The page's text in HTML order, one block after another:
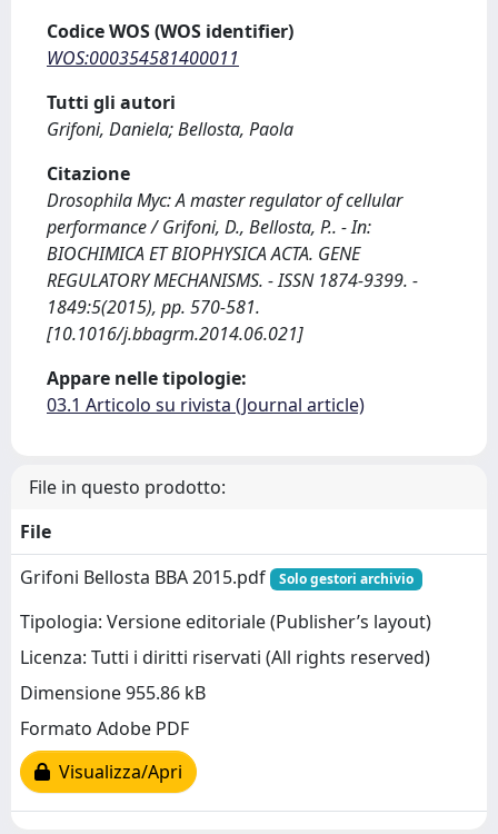
Codice WOS (WOS identifier)
WOS:000354581400011
Tutti gli autori
Grifoni, Daniela; Bellosta, Paola
Citazione
Drosophila Myc: A master regulator of cellular
performance / Grifoni, D., Bellosta, P.. - In:
BIOCHIMICA ET BIOPHYSICA ACTA. GENE
REGULATORY MECHANISMS. - ISSN 1874-9399. -
1849:5(2015), pp. 570-581.
[10.1016/j.bbagrm.2014.06.021]
Appare nelle tipologie:
03.1 Articolo su rivista (Journal article)
File in questo prodotto:
File
Grifoni Bellosta BBA 2015.pdf
Solo gestori archivio
Tipologia: Versione editoriale (Publisher’s layout)
Licenza: Tutti i diritti riservati (All rights reserved)
Dimensione 955.86 kB
Formato Adobe PDF
Visualizza/Apri